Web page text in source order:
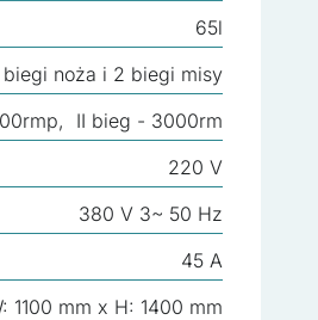
65l
biegi noża i 2 biegi misy
II bieg - 3000rm
220 V
380 V 3~ 50 Hz
45 A
1100 mm x H: 1400 mm